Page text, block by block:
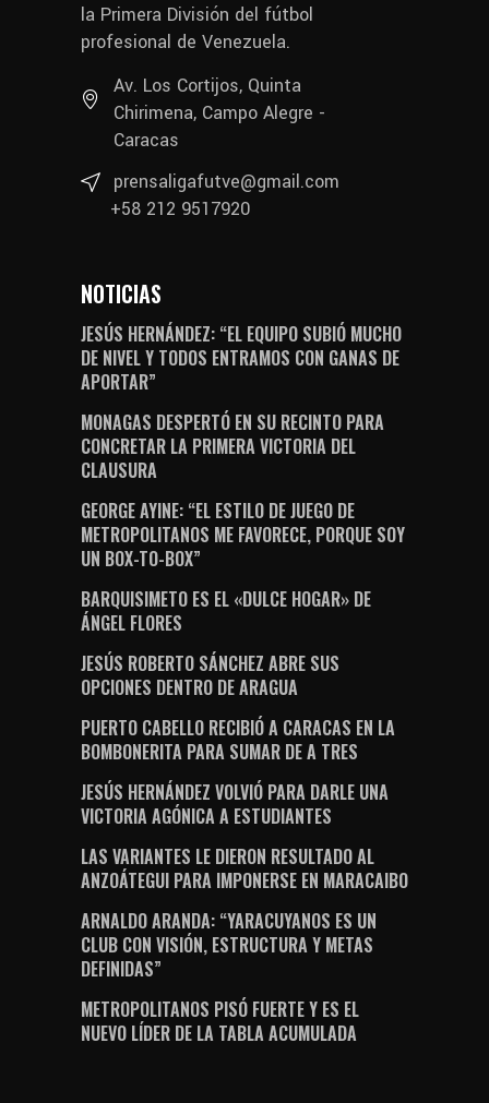
la Primera División del fútbol
profesional de Venezuela.
Av. Los Cortijos, Quinta
Chirimena, Campo Alegre -
Caracas
prensaligafutve@gmail.com
+58 212 9517920
NOTICIAS
JESÚS HERNÁNDEZ: “EL EQUIPO SUBIÓ MUCHO
DE NIVEL Y TODOS ENTRAMOS CON GANAS DE
APORTAR”
MONAGAS DESPERTÓ EN SU RECINTO PARA
CONCRETAR LA PRIMERA VICTORIA DEL
CLAUSURA
GEORGE AYINE: “EL ESTILO DE JUEGO DE
METROPOLITANOS ME FAVORECE, PORQUE SOY
UN BOX-TO-BOX”
BARQUISIMETO ES EL «DULCE HOGAR» DE
ÁNGEL FLORES
JESÚS ROBERTO SÁNCHEZ ABRE SUS
OPCIONES DENTRO DE ARAGUA
PUERTO CABELLO RECIBIÓ A CARACAS EN LA
BOMBONERITA PARA SUMAR DE A TRES
JESÚS HERNÁNDEZ VOLVIÓ PARA DARLE UNA
VICTORIA AGÓNICA A ESTUDIANTES
LAS VARIANTES LE DIERON RESULTADO AL
ANZOÁTEGUI PARA IMPONERSE EN MARACAIBO
ARNALDO ARANDA: “YARACUYANOS ES UN
CLUB CON VISIÓN, ESTRUCTURA Y METAS
DEFINIDAS”
METROPOLITANOS PISÓ FUERTE Y ES EL
NUEVO LÍDER DE LA TABLA ACUMULADA